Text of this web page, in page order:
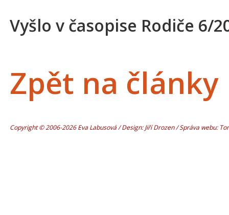
Vyšlo v časopise Rodiče 6/
Zpět na články
Copyright © 2006-2026 Eva Labusová / Design: Jiří Drozen / Správa webu: